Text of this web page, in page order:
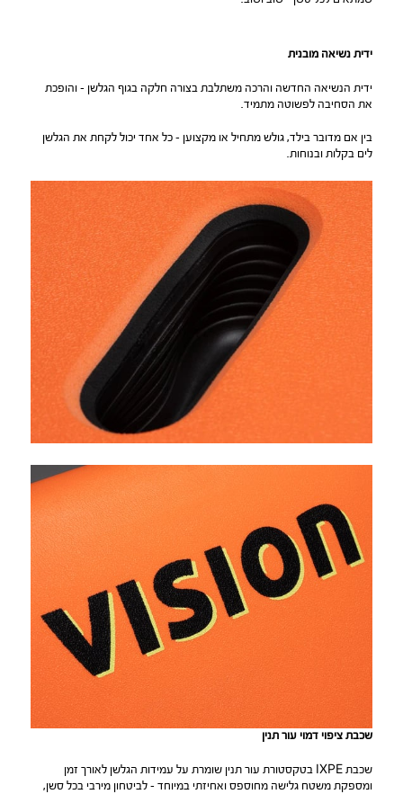
ידית נשיאה מובנית
ידית הנשיאה החדשה והרכה משתלבת בצורה חלקה בגוף הגלשן – והופכת
את הסחיבה לפשוטה מתמיד.
בין אם מדובר בילד, גולש מתחיל או מקצוען – כל אחד יכול לקחת את הגלשן
לים בקלות ובנוחות.
שכבת ציפוי דמוי עור תנין
שכבת IXPE בטקסטורת עור תנין שומרת על עמידות הגלשן לאורך זמן
ומספקת משטח גלישה מחוספס ואחיזתי במיוחד – לביטחון מירבי בכל סשן,